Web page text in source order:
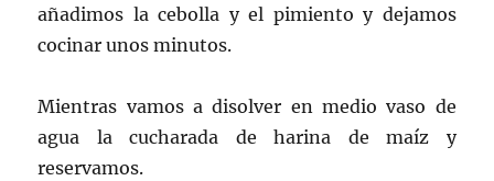
añadimos la cebolla y el pimiento y dejamos
cocinar unos minutos.
Mientras vamos a disolver en medio vaso de
agua la cucharada de harina de maíz y
reservamos.